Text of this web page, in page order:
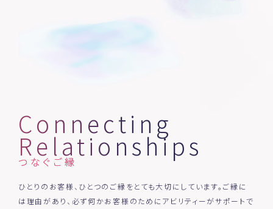
Connecting
Relationships
つなぐご縁
ひとりのお客様、ひとつのご縁をとても大切にしています。ご縁に
は理由があり、必ず何かお客様のためにアビリティーがサポートで